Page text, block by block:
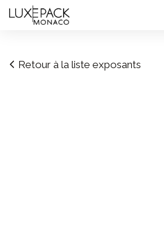
Consent choices
Retour à la liste exposants